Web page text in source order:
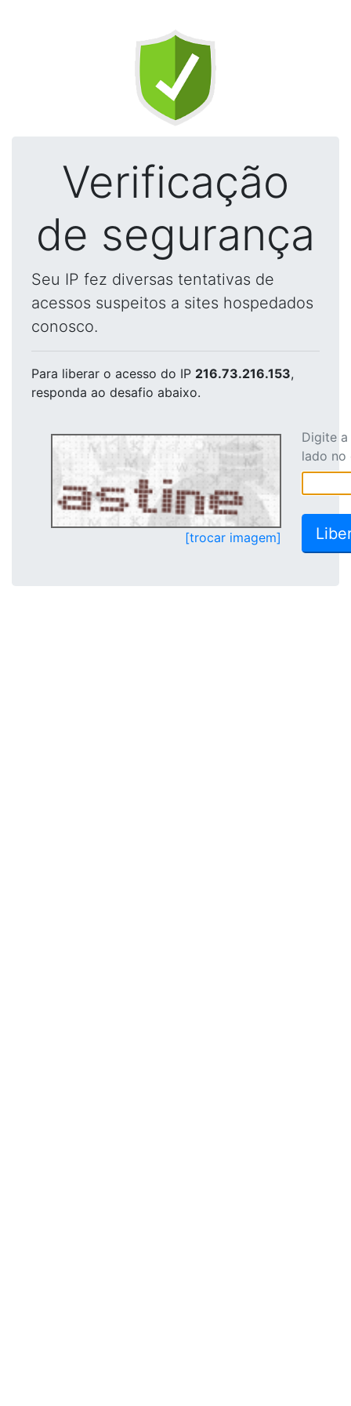
Verificação
de segurança
Seu IP fez diversas tentativas de
acessos suspeitos a sites hospedados
conosco.
Para liberar o acesso do IP 216.73.216.153,
responda ao desafio abaixo.
[trocar imagem]
Digite
lado no